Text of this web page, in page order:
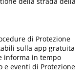
di Protezione
sulla app gratuita
informa in tempo
eventi di Protezione